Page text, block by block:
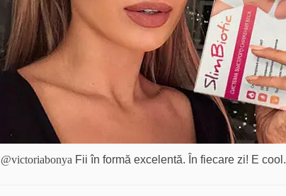
@victoriabonya Fii în formă excelentă. În fiecare zi! E cool.